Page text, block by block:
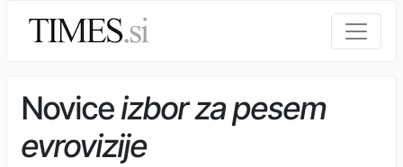
Noviceizbor za pesem
evrovizije